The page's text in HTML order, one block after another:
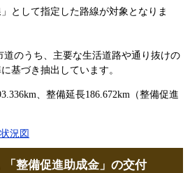
として指定した路線が対象となりま
のうち、主要な生活道路や通り抜けの
基づき抽出しています。
、整備延長186.672km（整備促進
況図
「整備促進助成金」の交付